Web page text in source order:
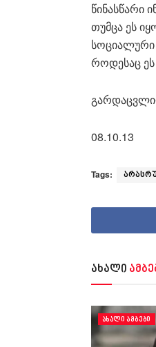
წინასწარი
თუმცა ეს
სოციალური
როდესაც ეს
08.10.13
Tags:
ახალი
ᲐᲮᲐᲚᲘ ᲐᲛᲑᲔᲑᲘ